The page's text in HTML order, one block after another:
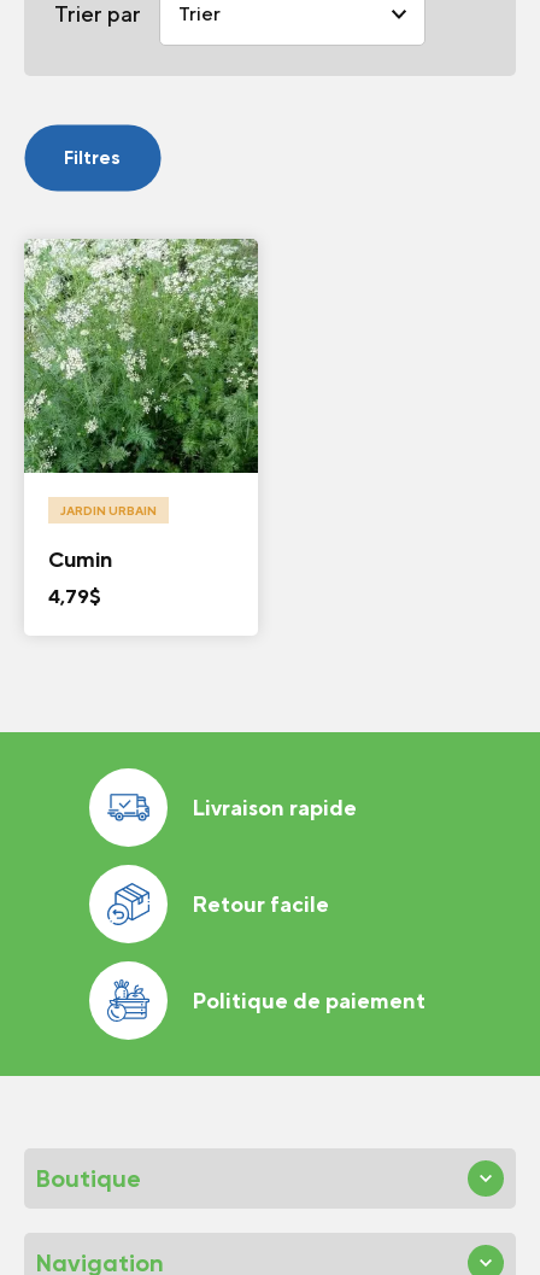
Trier par
Filtres
JARDIN URBAIN
Cumin
4,79$
Livraison rapide
Retour facile
Politique de paiement
Boutique
Navigation